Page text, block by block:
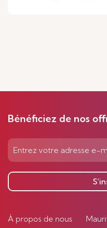
Bénéficiez de nos
À propos de nous